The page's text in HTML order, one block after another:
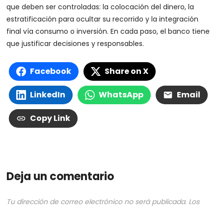
que deben ser controladas: la colocación del dinero, la
estratificación para ocultar su recorrido y la integración
final vía consumo o inversión. En cada paso, el banco tiene
que justificar decisiones y responsables.
Facebook Share on X
LinkedIn WhatsApp Email
Copy Link
Deja un comentario
Tu dirección de correo electrónico no será publicada. Los